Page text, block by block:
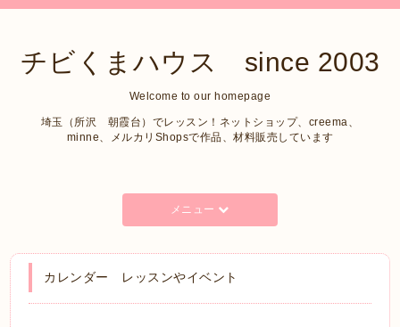
チビくまハウス since 2003
Welcome to our homepage
埼玉（所沢 朝霞台）でレッスン！ネットショップ、creema、
minne、メルカリShopsで作品、材料販売しています
メニュー
カレンダー レッスンやイベント